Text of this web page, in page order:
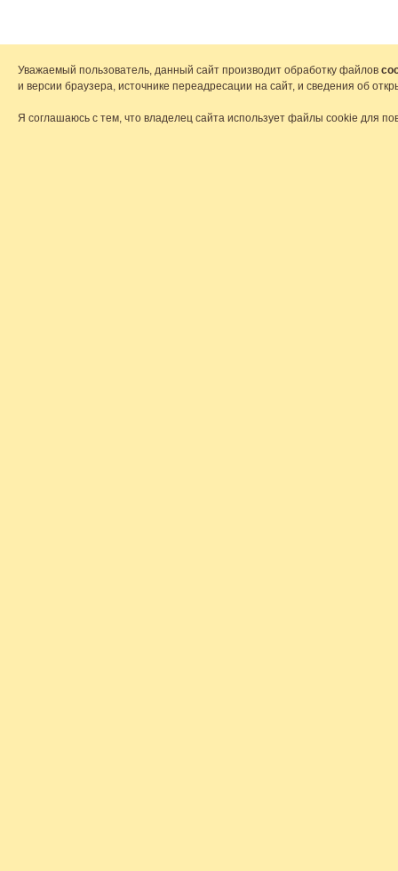
Уважаемый пользователь, данный сайт производит обработку файлов
и версии браузера, источнике переадресации на сайт, и сведения об
Я соглашаюсь с тем, что владелец сайта использует файлы cookie для